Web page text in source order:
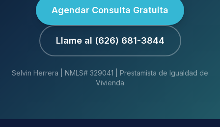
Agendar Consulta Gratuita
Llame al (626) 681-3844
Selvin Herrera | NMLS# 329041 | Prestamista de Igualdad de
Vivienda